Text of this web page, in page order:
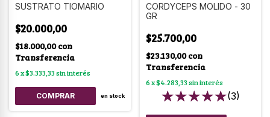
SUSTRATO TIOMARIO
$20.000,00
$18.000,00con
Transferencia
6x$3.333,33sin interés
en stock
CORDYCEPS MOLIDO - 30
GR
$25.700,00
$23.130,00con
Transferencia
6x$4.283,33sin interés
(3)